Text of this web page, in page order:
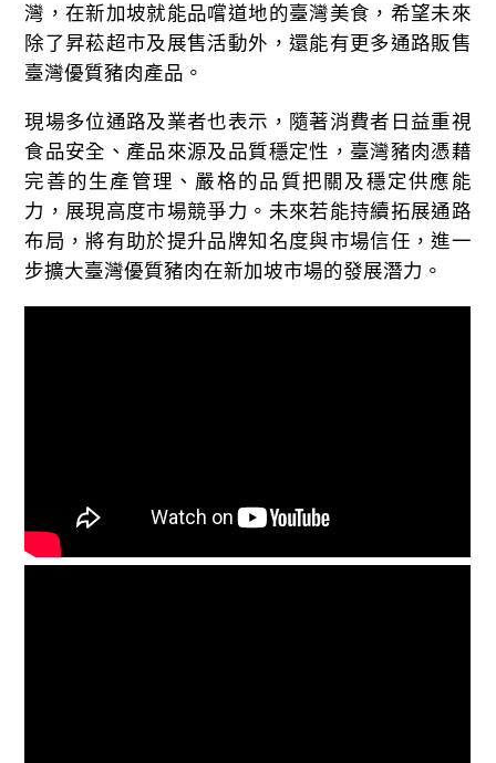
灣，在新加坡就能品嚐道地的臺灣美食，希望未來
除了昇菘超市及展售活動外，還能有更多通路販售
臺灣優質豬肉產品。
現場多位通路及業者也表示，隨著消費者日益重視
食品安全、產品來源及品質穩定性，臺灣豬肉憑藉
完善的生產管理、嚴格的品質把關及穩定供應能
力，展現高度市場競爭力。未來若能持續拓展通路
布局，將有助於提升品牌知名度與市場信任，進一
步擴大臺灣優質豬肉在新加坡市場的發展潛力。